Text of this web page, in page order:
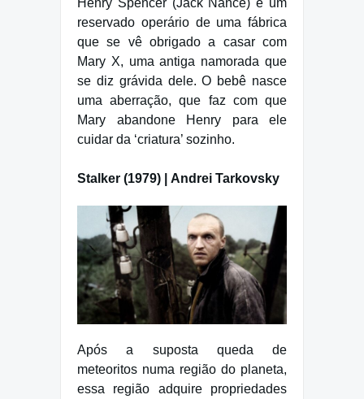
Henry Spencer (Jack Nance) é um
reservado operário de uma fábrica
que se vê obrigado a casar com
Mary X, uma antiga namorada que
se diz grávida dele. O bebê nasce
uma aberração, que faz com que
Mary abandone Henry para ele
cuidar da ‘criatura’ sozinho.
Stalker (1979) | Andrei Tarkovsky
Após a suposta queda de
meteoritos numa região do planeta,
essa região adquire propriedades